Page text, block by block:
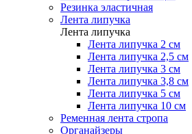
Резинка эластичная
Лента липучка
Лента липучка
Лента липучка 2 см
Лента липучка 2,5 см
Лента липучка 3 см
Лента липучка 3,8 см
Лента липучка 5 см
Лента липучка 10 см
Ременная лента стропа
Органайзеры